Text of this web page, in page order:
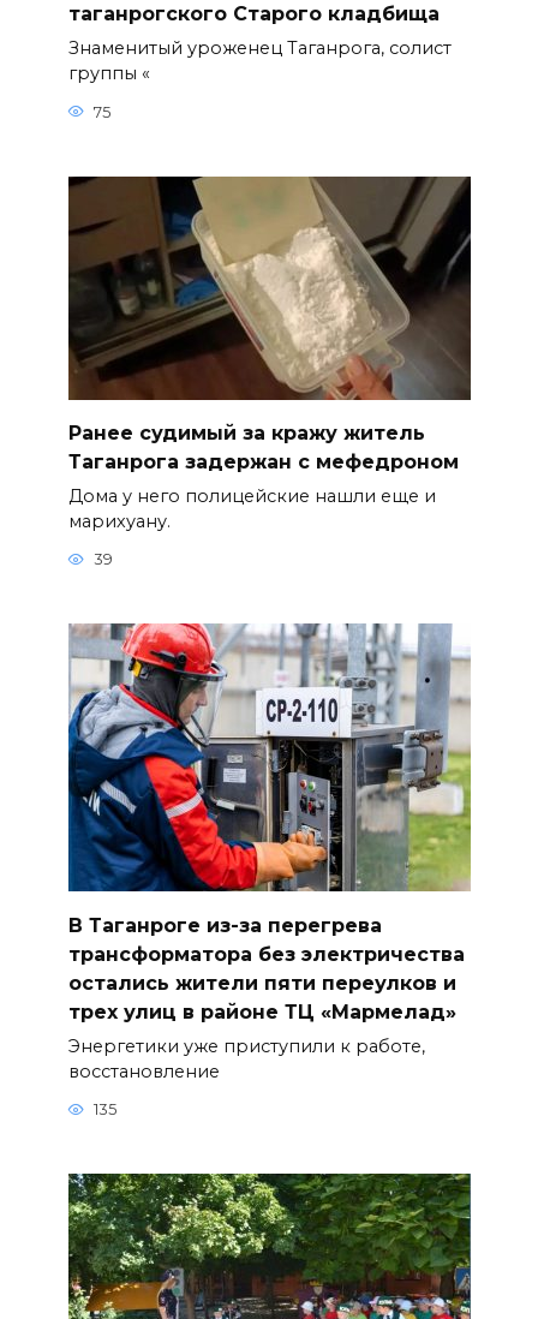
таганрогского Старого кладбища
Знаменитый уроженец Таганрога, солист
группы «
75
Ранее судимый за кражу житель
Таганрога задержан с мефедроном
Дома у него полицейские нашли еще и
марихуану.
39
В Таганроге из-за перегрева
трансформатора без электричества
остались жители пяти переулков и
трех улиц в районе ТЦ «Мармелад»
Энергетики уже приступили к работе,
восстановление
135